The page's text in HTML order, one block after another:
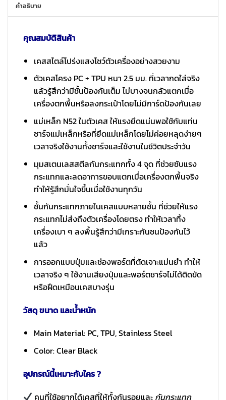
คำอธิบาย
คุณสมบัติสินค้า
เคสสไตล์โปร่งแสงโชว์ตัวเครื่องอย่างสวยงาม
ตัวเคสโครง PC + TPU หนา 2.5 มม. ที่เวลากดใส่จริง
แล้วรู้สึกว่ามีชั้นป้องกันเต็ม ไม่บางจนกลัวแตกเมื่อ
เครื่องตกพื้นหรือลงกระเป๋าโดยไม่มีการ์ดป้องกันเลย
แม่เหล็ก N52 ในตัวเคส ให้แรงยึดแน่นพอใช้กับแท่น
ชาร์จแม่เหล็กหรือที่ยึดแม่เหล็กโดยไม่ค่อยหลุดง่ายๆ
เวลาจริงใช้งานทั้งชาร์จและใช้งานในชีวิตประจำวัน
มุมสเตนเลสสตีลกันกระแทกทั้ง 4 จุด ที่ช่วยซับแรง
กระแทกและลดอาการขอบแตกเมื่อเครื่องตกพื้นจริง
ทำให้รู้สึกมั่นใจขึ้นเมื่อใช้งานทุกวัน
ชั้นกันกระแทกภายในเคสแบบหลายชั้น ที่ช่วยให้แรง
กระแทกไม่ส่งถึงตัวเครื่องโดยตรง ทำให้เวลาทิ้ง
เครื่องเบา ๆ ลงพื้นรู้สึกว่ามีเกราะกันชนป้องกันไว้
แล้ว
การออกแบบปุ่มและช่องพอร์ตที่ตัดเจาะแม่นยำ ทำให้
เวลาจริง ๆ ใช้งานเสียงปุ่มและพอร์ตชาร์จไม่ได้ติดขัด
หรือฝืดเหมือนเคสบางรุ่น
วัสดุ ขนาด และน้ำหนัก
Main Material: PC, TPU, Stainless Steel
Color: Clear Black
อุปกรณ์นี้เหมาะกับใคร ?
คนที่ใช้อยากได้เคสที่ให้ทั้งกันรอยและ กันกระแทก